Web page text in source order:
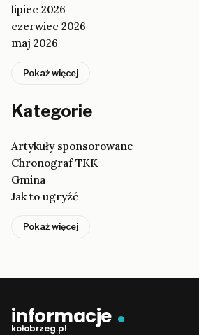
lipiec 2026
czerwiec 2026
maj 2026
Pokaż więcej
Kategorie
Artykuły sponsorowane
Chronograf TKK
Gmina
Jak to ugryźć
Pokaż więcej
informacje
kołobrzeg.pl